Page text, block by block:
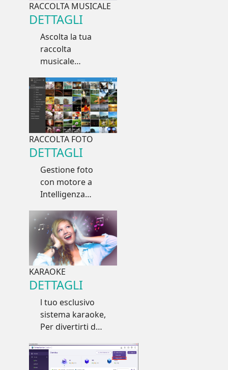
RACCOLTA MUSICALE
DETTAGLI
Ascolta la tua
raccolta
musicale
auto, su player e
diffusori di rete,
in TV e nel tuo
impianto Hi-FI
RACCOLTA FOTO
DETTAGLI
Gestione foto
con motore a
Intelligenza
riconosce
persone, cose e
luoghi, crea i
tuoi album e
condividili,
caricamento in
tempo reale da
smartphone
KARAOKE
DETTAGLI
l tuo esclusivo
sistema karaoke,
Per divertirti da
amici